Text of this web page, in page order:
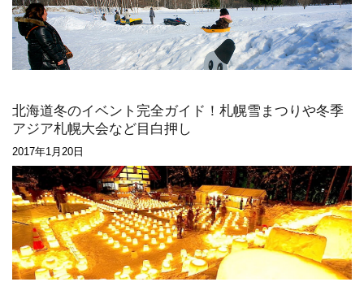
北海道冬のイベント完全ガイド！札幌雪まつりや冬季
アジア札幌大会など目白押し
2017年1月20日